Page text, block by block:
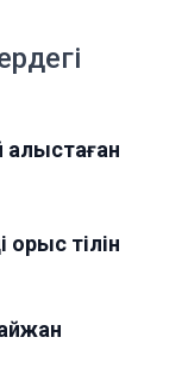
алыстаған
тілін